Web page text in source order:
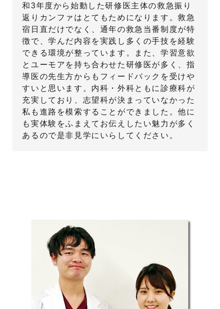
和3年度から始動した研修医主体の救急振り
返りカンファはとてもためになります。救急
宿日直だけでなく、通年の救急当番制度が特
徴で、学んだ内容を実践し多くの手技を経験
できる環境が整っています。また、学習意欲
とユーモアを持ち合わせた研修医が多く、指
導医の先生方からもフィードバックを受けや
すいと思います。内科・外科ともに診療科が
充実しており、志望科が決まっていなかった
私も進路を模索することができました。他に
も実体験をふまえてお伝えしたい魅力が多く
あるので是非見学にいらしてください。